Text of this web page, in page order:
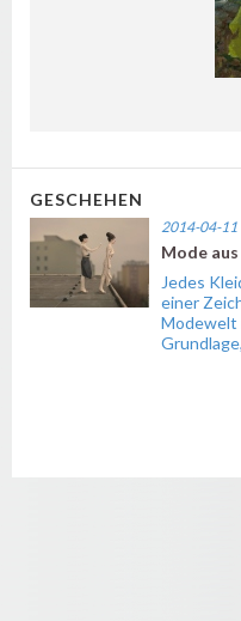
GESCHEHEN
2014-04-11
Mode
Jedes
einer
Modewelt